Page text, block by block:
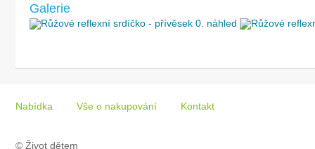
Galerie
Nabídka Vše o nakupování Kontakt
© Život dětem